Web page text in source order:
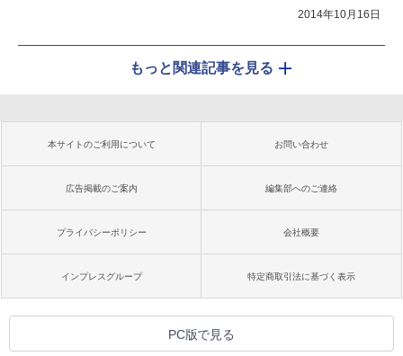
2014年10月16日
もっと関連記事を見る
本サイトのご利用について お問い合わせ
広告掲載のご案内 編集部へのご連絡
プライバシーポリシー 会社概要
インプレスグループ 特定商取引法に基づく表示
PC版で見る